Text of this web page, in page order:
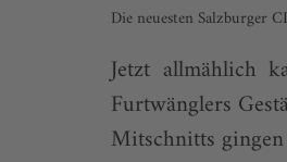
Die neuesten Salzburger
Jetzt allmählich
Furtwänglers
Mitschnitts